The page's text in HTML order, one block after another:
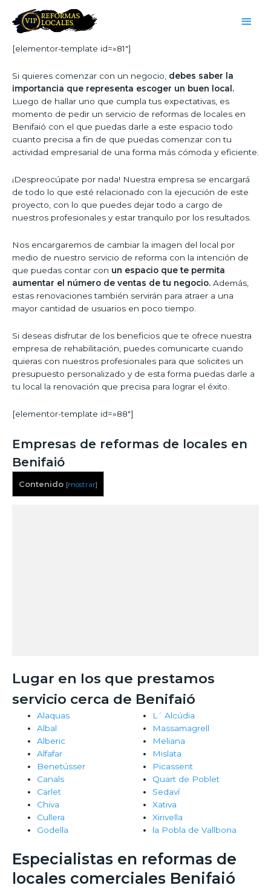
[elementor-template id=»81″]
Si quieres comenzar con un negocio, debes saber la
importancia que representa escoger un buen local.
Luego de hallar uno que cumpla tus expectativas, es
momento de pedir un servicio de reformas de locales en
Benifaió con el que puedas darle a este espacio todo
cuanto precisa a fin de que puedas comenzar con tu
actividad empresarial de una forma más cómoda y eficiente.
¡Despreocúpate por nada! Nuestra empresa se encargará
de todo lo que esté relacionado con la ejecución de este
proyecto, con lo que puedes dejar todo a cargo de
nuestros profesionales y estar tranquilo por los resultados.
Nos encargaremos de cambiar la imagen del local por
medio de nuestro servicio de reforma con la intención de
que puedas contar con un espacio que te permita
aumentar el número de ventas de tu negocio. Además,
estas renovaciones también servirán para atraer a una
mayor cantidad de usuarios en poco tiempo.
Si deseas disfrutar de los beneficios que te ofrece nuestra
empresa de rehabilitación, puedes comunicarte cuando
quieras con nuestros profesionales para que solicites un
presupuesto personalizado y de esta forma puedas darle a
tu local la renovación que precisa para lograr el éxito.
[elementor-template id=»88″]
Empresas de reformas de locales en
Benifaió
Contenido [mostrar]
Lugar en los que prestamos
servicio cerca de Benifaió
Alaquas
Albal
Alberic
Alfafar
Benetússer
Canals
Carlet
Chiva
Cullera
Godella
L´ Alcúdia
Massamagrell
Meliana
Mislata
Picassent
Quart de Poblet
Sedaví
Xativa
Xirivella
la Pobla de Vallbona
Especialistas en reformas de
locales comerciales Benifaió